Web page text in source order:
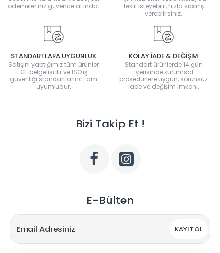
ödemeleriniz güvence altında.
teklif isteyebilir, hızla sipariş
verebilirsiniz.
STANDARTLARA UYGUNLUK
Satışını yaptığımız tüm ürünler
CE belgelisidir ve ISO iş
güvenliği standartlarına tam
uyumludur.
KOLAY İADE & DEĞİŞİM
Standart ürünlerde 14 gün
içerisinde kurumsal
prosedürlere uygun, sorunsuz
iade ve değişim imkanı.
Bizi Takip Et !
E-Bülten
KAYIT OL